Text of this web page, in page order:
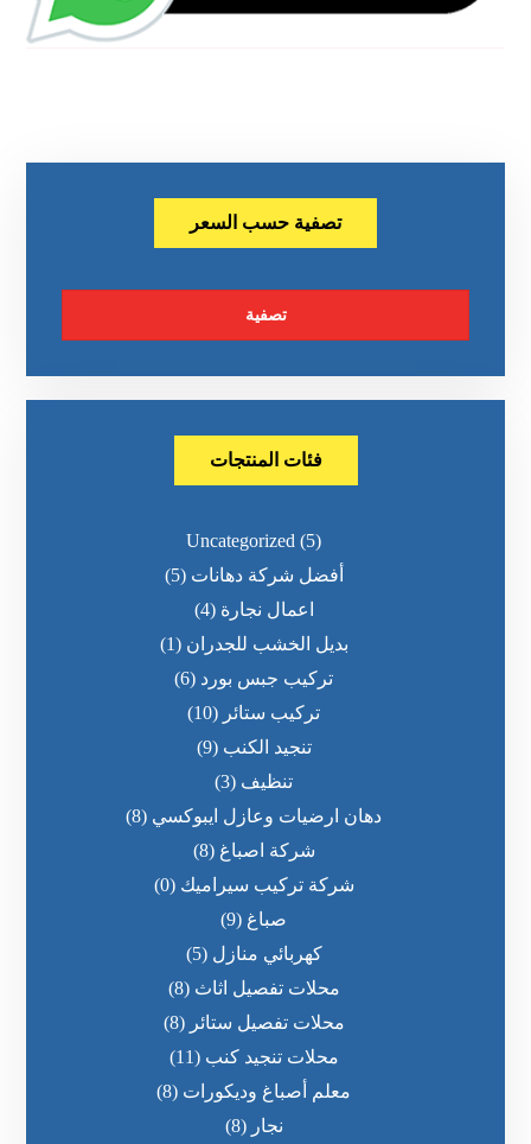
تصفية حسب السعر
تصفية
فئات المنتجات
Uncategorized (5)
أفضل شركة دهانات (5)
اعمال نجارة (4)
بديل الخشب للجدران (1)
تركيب جبس بورد (6)
تركيب ستائر (10)
تنجيد الكنب (9)
تنظيف (3)
دهان ارضيات وعازل ايبوكسي (8)
شركة اصباغ (8)
شركة تركيب سيراميك (0)
صباغ (9)
كهربائي منازل (5)
محلات تفصيل اثاث (8)
محلات تفصيل ستائر (8)
محلات تنجيد كنب (11)
معلم أصباغ وديكورات (8)
نجار (8)